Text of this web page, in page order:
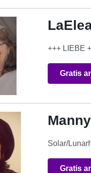
+++ LIEBE
Gratis
Solar/
Gratis